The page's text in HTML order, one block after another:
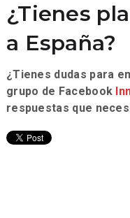
¿Tienes
a España?
¿Tienes dudas para
grupo de Facebook
respuestas que